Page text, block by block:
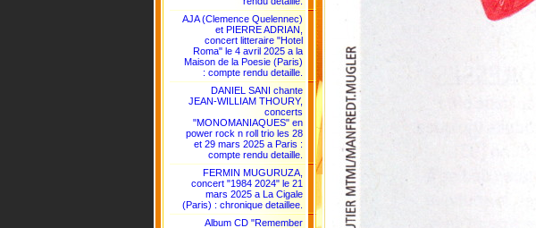
AJA (Clemence Quelennec)
et PIERRE ADRIAN,
concert litteraire "Hotel
Roma" le 4 avril 2025 a la
Maison de la Poesie (Paris)
: compte rendu detaille.
DANIEL SANI chante
JEAN-WILLIAM THOURY,
concerts
"MONOMANIAQUES" en
power rock n roll trio les 28
et 29 mars 2025 a Paris :
compte rendu detaille.
FERMIN MUGURUZA,
concert "1984 2024" le 21
mars 2025 a La Cigale
(Paris) : chronique detaillee.
Album CD "Remember